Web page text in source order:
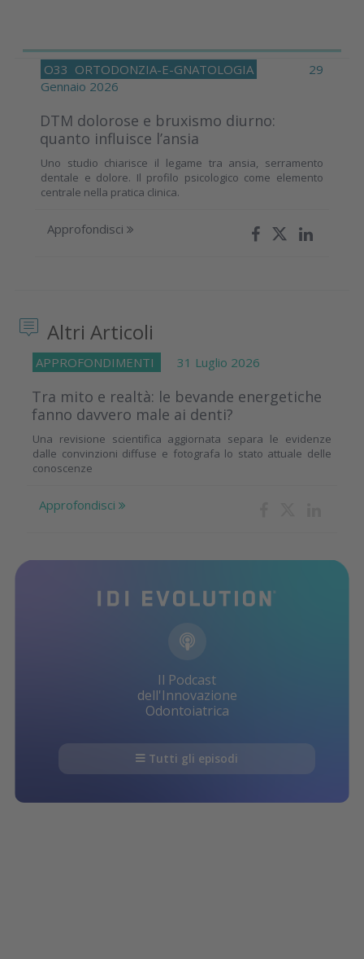
O33 ORTODONZIA-E-GNATOLOGIA
29
Gennaio 2026
DTM dolorose e bruxismo diurno:
quanto influisce l’ansia
Uno studio chiarisce il legame tra ansia, serramento
dentale e dolore. Il profilo psicologico come elemento
centrale nella pratica clinica.
Approfondisci
Altri Articoli
APPROFONDIMENTI 31 Luglio 2026
Tra mito e realtà: le bevande energetiche
fanno davvero male ai denti?
Una revisione scientifica aggiornata separa le evidenze
dalle convinzioni diffuse e fotografa lo stato attuale delle
conoscenze
Approfondisci
Il Podcast
dell'Innovazione
Odontoiatrica
Tutti gli episodi